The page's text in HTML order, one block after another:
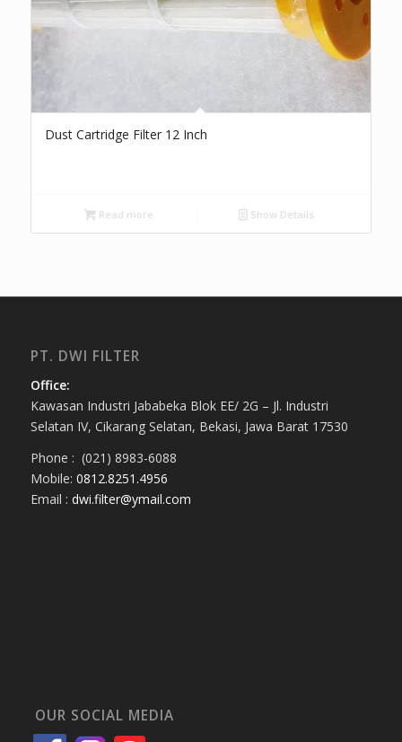
Dust Cartridge Filter 12 Inch
Read more Show Details
PT. DWI FILTER
Office:
Kawasan Industri Jababeka Blok EE/ 2G – Jl. Industri
Selatan IV, Cikarang Selatan, Bekasi, Jawa Barat 17530
Phone : (021) 8983-6088
Mobile: 0812.8251.4956
Email : dwi.filter@ymail.com
OUR SOCIAL MEDIA